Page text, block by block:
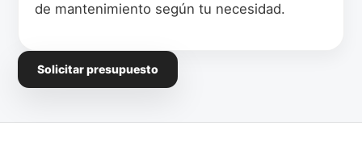
de mantenimiento según tu necesidad.
Solicitar presupuesto